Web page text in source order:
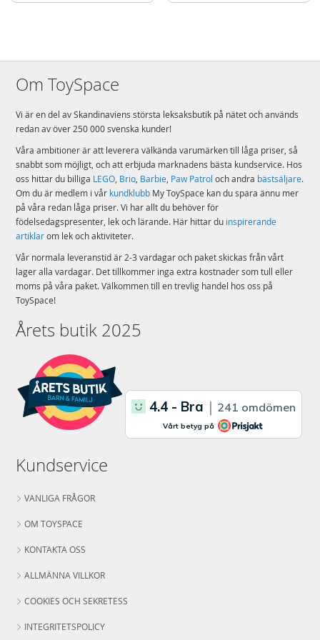
Ålder: från 14 år
Mer
information
Modell 71848
Varumärke LEGO
Om ToySpace
Vi är en del av Skandinaviens största leksaksbutik på nätet och används
redan av över 250 000 svenska kunder!
Våra ambitioner är att leverera välkända varumärken till låga priser, så
snabbt som möjligt, och att erbjuda marknadens bästa kundservice. Hos
oss hittar du billiga LEGO, Brio, Barbie, Paw Patrol och andra bästsäljare.
Om du är medlem i vår kundklubb My ToySpace kan du spara ännu mer
på våra redan låga priser. Vi har allt du behöver för
födelsedagspresenter, lek och lärande. Här hittar du inspirerande
artiklarom lek och aktiviteter.
Vår normala leveranstid är 2-3 vardagar och paket skickas från vårt
lager alla vardagar. Det tillkommer inga extra kostnader som tull eller
moms på våra paket. Välkommen till en trevlig handel hos oss på
ToySpace!
Årets butik 2025
Kundservice
VANLIGA FRÅGOR
OM TOYSPACE
KONTAKTA OSS
ALLMÄNNA VILLKOR
COOKIES OCH SEKRETESS
INTEGRITETSPOLICY